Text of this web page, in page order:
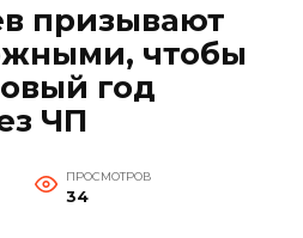
призывают
чтобы
год
ЧП
ПРОСМОТРОВ
34